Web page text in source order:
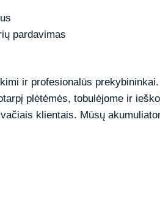
pardavimas
ir profesionalūs
plėtėmės, tobulėjome ir
klientais. Mūsų